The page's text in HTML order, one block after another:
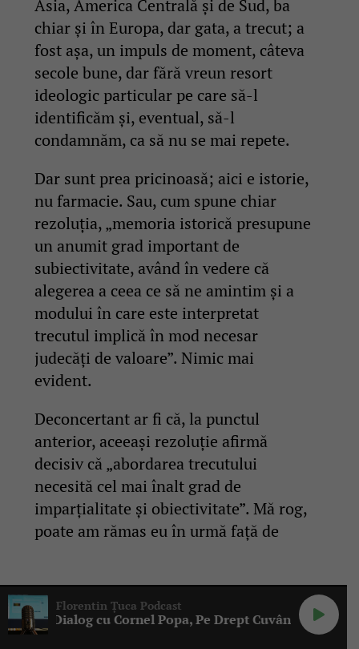
Asia, America Centrală și de Sud, ba
chiar și în Europa, dar gata, a trecut; a
fost așa, un impuls de moment, câteva
secole bune, dar fără vreun resort
ideologic particular pe care să-l
identificăm și, eventual, să-l
condamnăm, ca să nu se mai repete.
Dar sunt prea pricinoasă; aici e istorie,
nu farmacie. Sau, cum spune chiar
rezoluția, „memoria istorică presupune
un anumit grad important de
subiectivitate, având în vedere că
alegerea a ceea ce să ne amintim și a
modului în care este interpretat
trecutul implică în mod necesar
judecăți de valoare”. Nimic mai
evident.
Deconcertant ar fi că, la punctul
anterior, aceeași rezoluție afirmă
decisiv că „abordarea trecutului
necesită cel mai înalt grad de
imparțialitate și obiectivitate”. Mă rog,
poate am rămas eu în urmă față de
Revin la colonialism. Revin degeaba,
că nu se mai zice nimic de el în
Florentin Țuca Podcast
Popa, Pe Drept Cuvânt #152 